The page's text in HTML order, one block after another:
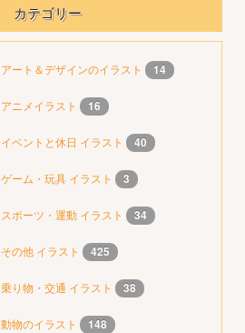
カテゴリー
アート＆デザインのイラスト 14
アニメイラスト 16
イベントと休日 イラスト 40
ゲーム・玩具 イラスト 3
スポーツ・運動 イラスト 34
その他 イラスト 425
乗り物・交通 イラスト 38
動物のイラスト 148